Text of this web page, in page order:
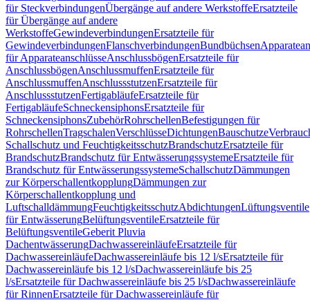
für SteckverbindungenÜbergänge auf andere WerkstoffeErsatzteile
für Übergänge auf andere
WerkstoffeGewindeverbindungenErsatzteile für
GewindeverbindungenFlanschverbindungenBundbüchsen
für ApparateanschlüsseAnschlussbögenErsatzteile für
AnschlussbögenAnschlussmuffenErsatzteile für
AnschlussmuffenAnschlussstutzenErsatzteile für
AnschlussstutzenFertigabläufeErsatzteile für
FertigabläufeSchneckensiphonsErsatzteile für
SchneckensiphonsZubehörRohrschellenBefestigungen für
RohrschellenTragschalenVerschlüsseDichtungenBauschutze
Schallschutz und FeuchtigkeitsschutzBrandschutzErsatzteile für
BrandschutzBrandschutz für EntwässerungssystemeErsatzteile für
Brandschutz für EntwässerungssystemeSchallschutzDämmungen
zur KörperschallentkopplungDämmungen zur
Körperschallentkopplung und
LuftschalldämmungFeuchtigkeitsschutzAbdichtungenLüftungsventile
für EntwässerungBelüftungsventileErsatzteile für
BelüftungsventileGeberit Pluvia
DachentwässerungDachwassereinläufeErsatzteile für
DachwassereinläufeDachwassereinläufe bis 12 l/sErsatzteile für
Dachwassereinläufe bis 12 l/sDachwassereinläufe bis 25
l/sErsatzteile für Dachwassereinläufe bis 25 l/sDachwassereinläufe
für RinnenErsatzteile für Dachwassereinläufe für